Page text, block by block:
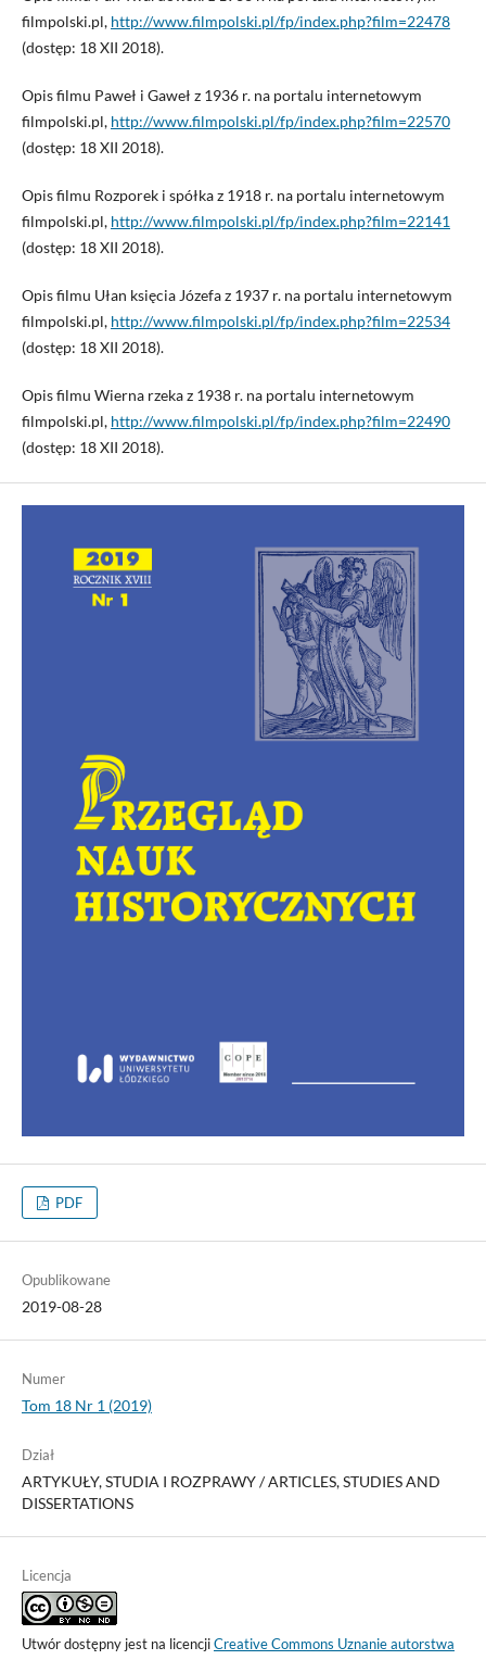
filmpolski.pl, http://www.filmpolski.pl/fp/index.php?film=22478
(dostęp: 18 XII 2018).
Opis filmu Paweł i Gaweł z 1936 r. na portalu internetowym
filmpolski.pl, http://www.filmpolski.pl/fp/index.php?film=22570
(dostęp: 18 XII 2018).
Opis filmu Rozporek i spółka z 1918 r. na portalu internetowym
filmpolski.pl, http://www.filmpolski.pl/fp/index.php?film=22141
(dostęp: 18 XII 2018).
Opis filmu Ułan księcia Józefa z 1937 r. na portalu internetowym
filmpolski.pl, http://www.filmpolski.pl/fp/index.php?film=22534
(dostęp: 18 XII 2018).
Opis filmu Wierna rzeka z 1938 r. na portalu internetowym
filmpolski.pl, http://www.filmpolski.pl/fp/index.php?film=22490
(dostęp: 18 XII 2018).
PDF
Opublikowane
2019-08-28
Numer
Tom 18 Nr 1 (2019)
Dział
ARTYKUŁY, STUDIA I ROZPRAWY / ARTICLES, STUDIES AND
DISSERTATIONS
Licencja
Utwór dostępny jest na licencjiCreative Commons Uznanie autorstwa